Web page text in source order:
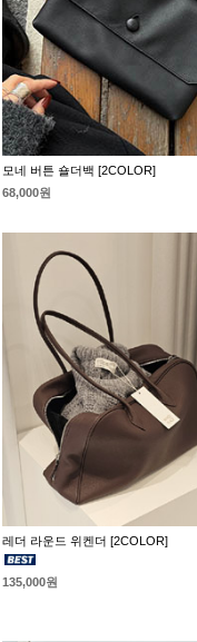
모네 버튼 숄더백 [2COLOR]
68,000원
레더 라운드 위켄더 [2COLOR]
135,000원